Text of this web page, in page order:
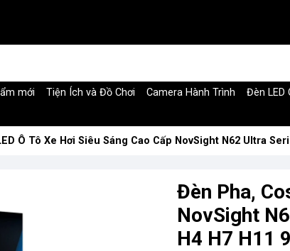
mới Tiện Ích và Đồ Chơi Camera Hành Trình Đèn LED
Ô Tô Xe Hơi Siêu Sáng Cao Cấp NovSight N62 Ultra
Đèn Pha,
NovSight
H4 H7 H11